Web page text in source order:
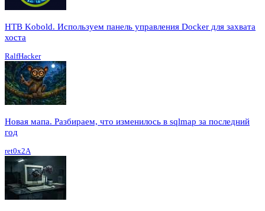
HTB Kobold. Используем панель управления Docker для захвата
хоста
RalfHacker
Новая мапа. Разбираем, что изменилось в sqlmap за последний
год
ret0x2A